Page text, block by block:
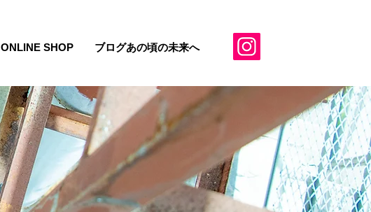
ONLINE SHOP ブログあの頃の未来へ